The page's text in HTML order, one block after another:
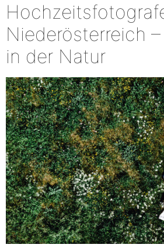
Niederösterreich
in der Natur